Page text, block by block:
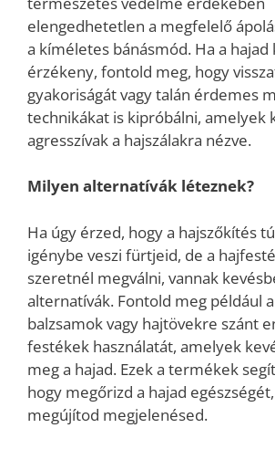
elengedhetetlen a megfelelő
a kíméletes bánásmód. Ha a hajad
érzékeny, fontold meg, hogy
gyakoriságát vagy talán érdemes
technikákat is kipróbálni, amelyek
agresszívak a hajszálakra nézve.
Milyen alternatívák léteznek?
Ha úgy érzed, hogy a hajszőkítés
igénybe veszi fürtjeid, de a
szeretnél megválni, vannak
alternatívák. Fontold meg például
balzsamok vagy hajtövekre szánt
festékek használatát, amelyek
meg a hajad. Ezek a termékek
hogy megőrizd a hajad
megújítod megjelenésed.